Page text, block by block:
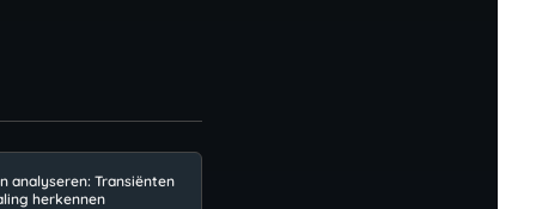
analyseren: Transiënten
herkennen